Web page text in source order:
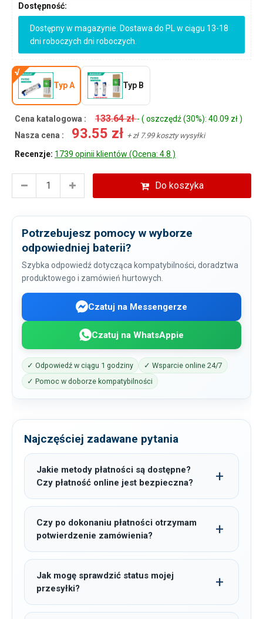
Dostępność:
Dostępny w magazynie. Dostawa do PL w ciągu 13-18
dni roboczych dni roboczych.
Typ A Typ B
Cena katalogowa : 133.64 zł- ( oszczędź (30%): 40.09 zł )
Nasza cena :
93.55 zł + zł 7.99 koszty wysyłki
Recenzje: 1739 opinii klientów (Ocena: 4.8 )
Do koszyka
Potrzebujesz pomocy w wyborze
odpowiedniej baterii?
Szybka odpowiedź dotycząca kompatybilności, doradztwa
produktowego i zamówień hurtowych.
Czatuj na Messengerze
Czatuj na WhatsAppie
✓ Odpowiedź w ciągu 1 godziny
✓ Wsparcie online 24/7
✓ Pomoc w doborze kompatybilności
Najczęściej zadawane pytania
Jakie metody płatności są dostępne?
Czy płatność online jest bezpieczna?
Czy po dokonaniu płatności otrzymam
potwierdzenie zamówienia?
Jak mogę sprawdzić status mojej
przesyłki?